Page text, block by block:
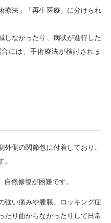
療法」「再生医療」に分けられ
しなかったり、病状が進行した
には、手術療法が検討されま
側の関節包に付着しており、
然修復が困難です。
強い痛みや腫脹、ロッキング症
たり曲がらなかったりして日常